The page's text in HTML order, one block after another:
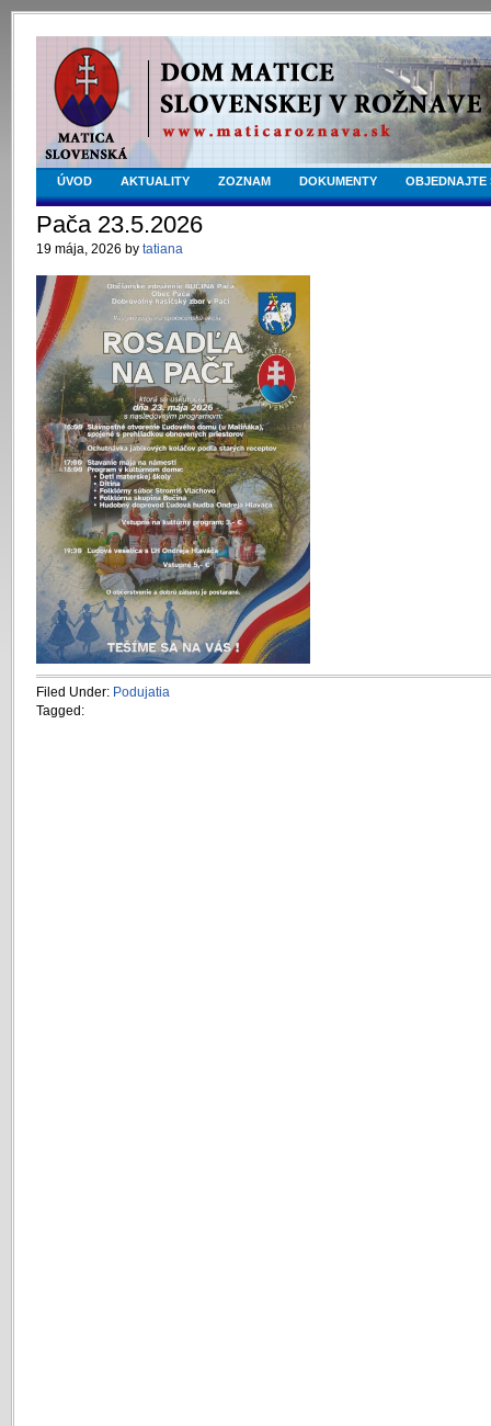
ÚVOD AKTUALITY ZOZNAM DOKUMENTY OBJEDNAJTE
Pača 23.5.2026
19 mája, 2026 by tatiana
Filed Under: Podujatia
Tagged: